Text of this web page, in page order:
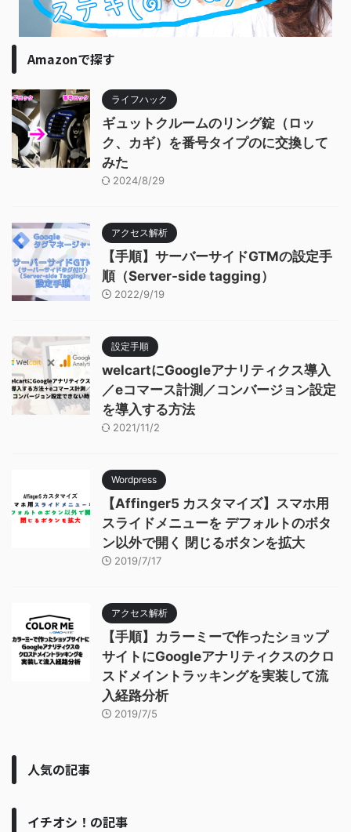
Amazonで探す
ライフハック
ギュットクルームのリング錠（ロッ
ク、カギ）を番号タイプのに交換して
みた
2024/8/29
アクセス解析
【手順】サーバーサイドGTMの設定手
順（Server-side tagging）
2022/9/19
設定手順
welcartにGoogleアナリティクス導入
／eコマース計測／コンバージョン設定
を導入する方法
2021/11/2
Wordpress
【Affinger5 カスタマイズ】スマホ用
スライドメニューを デフォルトのボタ
ン以外で開く 閉じるボタンを拡大
2019/7/17
アクセス解析
【手順】カラーミーで作ったショップ
サイトにGoogleアナリティクスのクロ
スドメイントラッキングを実装して流
入経路分析
2019/7/5
人気の記事
イチオシ！の記事